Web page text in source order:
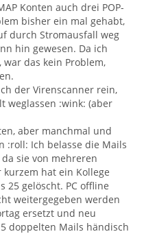
Konten auch drei POP-
bisher ein mal gehabt,
durch Stromausfall weg
hin gewesen. Da ich
das kein Problem,
der Virenscanner rein,
weglassen :wink: (aber
aber manchmal und
:roll: Ich belasse die Mails
sie von mehreren
hat ein Kollege
25 gelöscht. PC offline
weitergegeben werden
ersetzt und neu
doppelten Mails händisch